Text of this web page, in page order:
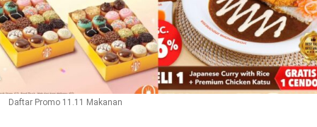
Daftar Promo 11.11 Makanan